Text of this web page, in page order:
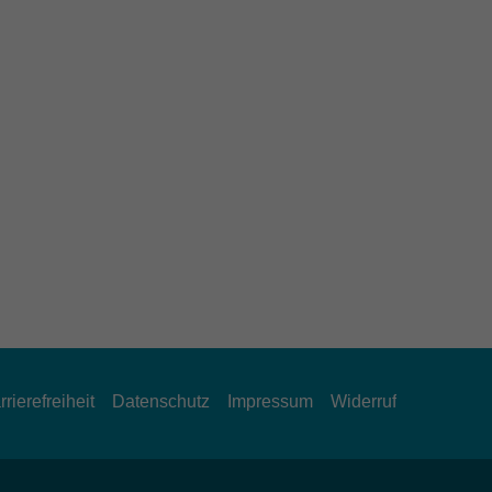
Datenschutz Impressum Widerruf